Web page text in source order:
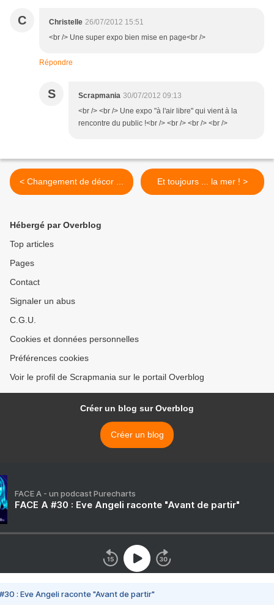
C Christelle 26/07/2012 15:51
<br /> Une super expo bien mise en page<br />
Répondre
S Scrapmania 30/07/2012 09:13
<br /> <br /> Une expo "à l'air libre" qui vient à la
rencontre du public !<br /> <br /> <br /> <br />
< Changement de décor ... Et toujours ... la mer ! >
Hébergé par Overblog
Top articles
Pages
Contact
Signaler un abus
C.G.U.
Cookies et données personnelles
Préférences cookies
Voir le profil de Scrapmania sur le portail Overblog
Créer un blog sur Overblog
Créer un blog
FACE A - un podcast Purecharts
FACE A #30 : Eve Angeli raconte "Avant de partir"
#30 : Eve Angeli raconte "Avant de partir"